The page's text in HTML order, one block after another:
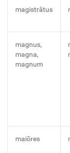
magistrātus
magnus,
magna,
magnum
maiōres